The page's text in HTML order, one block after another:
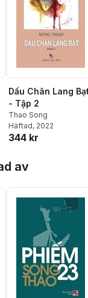
Dấu Chân Lang
- Tập 2
Thao Song
Häftad, 2022
344 kr
av